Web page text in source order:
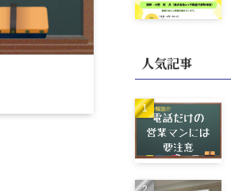
人気記事